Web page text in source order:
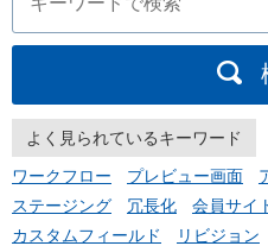
よく見られているキーワード
ワークフロー
プレビュー画面
ステージング
冗長化 会員サイ
カスタムフィールド
リビジョン